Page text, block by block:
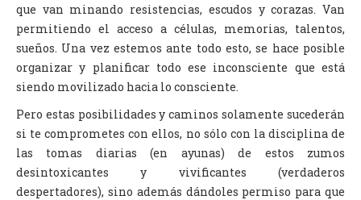
que van minando resistencias, escudos y corazas. Van
permitiendo el acceso a células, memorias, talentos,
sueños. Una vez estemos ante todo esto, se hace posible
organizar y planificar todo ese inconsciente que está
siendo movilizado hacia lo consciente.
Pero estas posibilidades y caminos solamente sucederán
si te comprometes con ellos, no sólo con la disciplina de
las tomas diarias (en ayunas) de estos zumos
desintoxicantes y vivificantes (verdaderos
despertadores), sino además dándoles permiso para que